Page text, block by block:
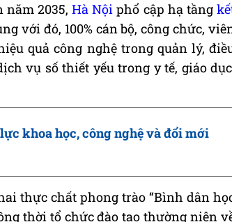
năm 2035,Hà Nội phổ cập hạ tầng
với đó, 100% cán bộ, công chức,
quả công nghệ trong quản lý,
vụ số thiết yếu trong y tế, giáo
khoa học, công nghệ và đổi mới
thực chất phong trào “Bình dân
thời tổ chức đào tạo thường niên